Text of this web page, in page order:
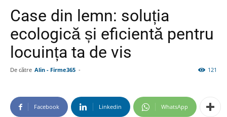
Case din lemn: soluția
ecologică și eficientă pentru
locuința ta de vis
De către Alin - Firme365 - 121
Facebook Linkedin WhatsApp